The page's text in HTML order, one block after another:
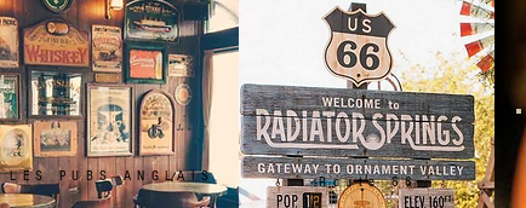
LES PUBS ANGLAIS Route 66